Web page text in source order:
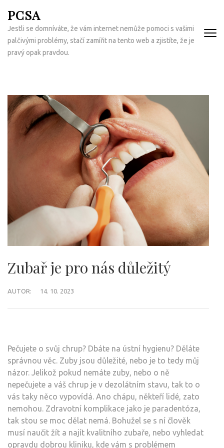
na
obsah
(Enter)
PCSA
Jestli se domníváte, že vám internet nemůže pomoci s vašimi
palčivými problémy, stačí zamířit na tento web a zjistíte, že je
pravý opak pravdou.
Zubař je pro nás důležitý
AUTOR: 14. 10. 2023
Pečujete o svůj chrup? Dbáte na ústní hygienu? Děláte
správnou věc. Zuby jsou důležité, nebo je to tedy můj
názor. Jelikož pokud nemáte zuby, nebo o ně
nepečujete a váš chrup je v dezolátním stavu, tak to o
vás taky něco vypovídá. Ano chápu, někteří lidé, zato
nemohou. Zdravotní komplikace jako je paradentóza,
tak stou se moc dělat nemá. Bohužel se s ní člověk
musí naučit žít a najít kvalitního zubaře, nebo vyhledat
opravdu dobrou kliniku, kde vám s problémem